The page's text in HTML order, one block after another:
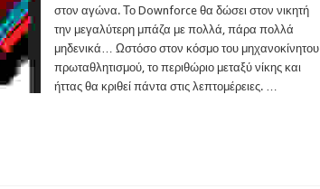
στον αγώνα. Το Downforce θα δώσει στον νικητή
την μεγαλύτερη μπάζα με πολλά, πάρα πολλά
μηδενικά… Ωστόσο στον κόσμο του μηχανοκίνητου
πρωταθλητισμού, το περιθώριο μεταξύ νίκης και
ήττας θα κριθεί πάντα στις λεπτομέρειες. …